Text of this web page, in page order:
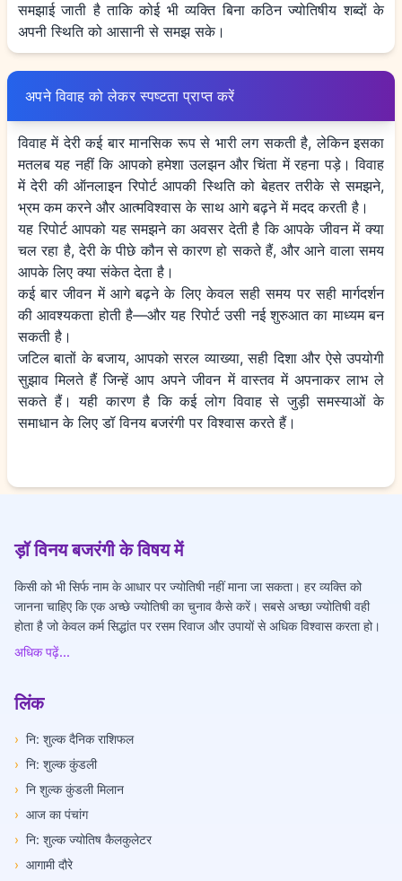
समझाई जाती है ताकि कोई भी व्यक्ति बिना कठिन ज्योतिषीय शब्दों के
अपनी स्थिति को आसानी से समझ सके।
अपने विवाह को लेकर स्पष्टता प्राप्त करें
विवाह में देरी कई बार मानसिक रूप से भारी लग सकती है, लेकिन इसका
मतलब यह नहीं कि आपको हमेशा उलझन और चिंता में रहना पड़े। विवाह
में देरी की ऑनलाइन रिपोर्ट आपकी स्थिति को बेहतर तरीके से समझने,
भ्रम कम करने और आत्मविश्वास के साथ आगे बढ़ने में मदद करती है।
यह रिपोर्ट आपको यह समझने का अवसर देती है कि आपके जीवन में क्या
चल रहा है, देरी के पीछे कौन से कारण हो सकते हैं, और आने वाला समय
आपके लिए क्या संकेत देता है।
कई बार जीवन में आगे बढ़ने के लिए केवल सही समय पर सही मार्गदर्शन
की आवश्यकता होती है—और यह रिपोर्ट उसी नई शुरुआत का माध्यम बन
सकती है।
जटिल बातों के बजाय, आपको सरल व्याख्या, सही दिशा और ऐसे उपयोगी
सुझाव मिलते हैं जिन्हें आप अपने जीवन में वास्तव में अपनाकर लाभ ले
सकते हैं। यही कारण है कि कई लोग विवाह से जुड़ी समस्याओं के
समाधान के लिए डॉ विनय बजरंगी पर विश्वास करते हैं।
ड़ॉ विनय बजरंगी के विषय में
किसी को भी सिर्फ नाम के आधार पर ज्योतिषी नहीं माना जा सकता। हर व्यक्ति को
जानना चाहिए कि एक अच्छे ज्योतिषी का चुनाव कैसे करें। सबसे अच्छा ज्योतिषी वही
होता है जो केवल कर्म सिद्धांत पर रसम रिवाज और उपायों से अधिक विश्वास करता हो।
अधिक पढ़ें...
लिंक
› नि: शुल्क दैनिक राशिफल
› नि: शुल्क कुंडली
› नि शुल्क कुंडली मिलान
› आज का पंचांग
› नि: शुल्क ज्योतिष कैलकुलेटर
› आगामी दौरे